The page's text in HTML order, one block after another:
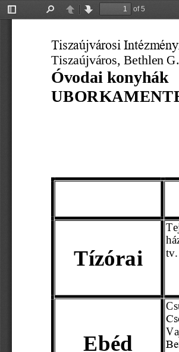
Toggle
PreviousNext
of 5
Tiszaújvárosi
Tiszaújváros, Bethlen
Óvodai konyhák
UBORKA
Tízórai
Ebéd